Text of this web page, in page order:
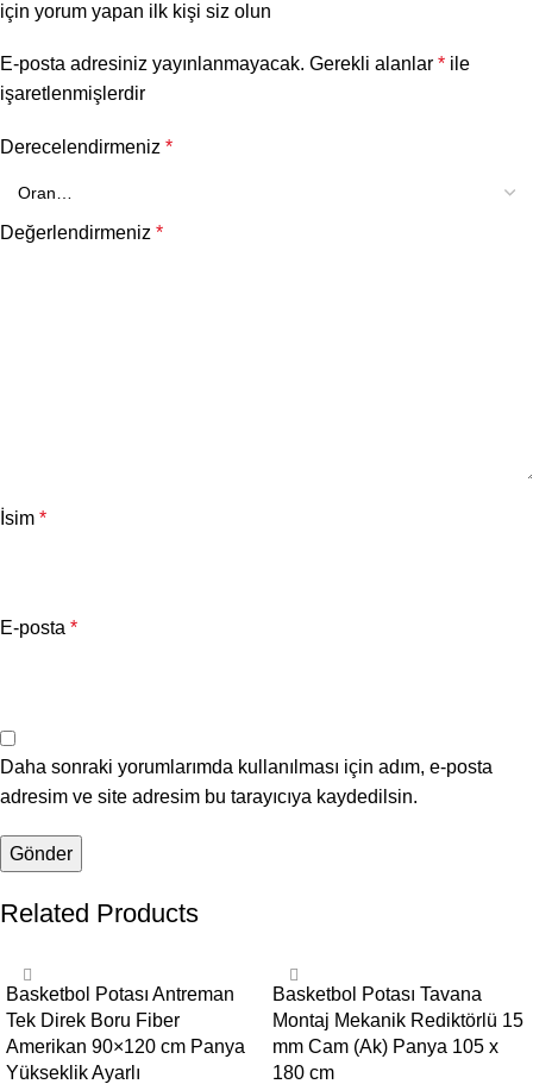
için yorum yapan ilk kişi siz olun
E-posta adresiniz yayınlanmayacak. Gerekli alanlar * ile
işaretlenmişlerdir
Derecelendirmeniz *
Değerlendirmeniz *
İsim *
E-posta *
Daha sonraki yorumlarımda kullanılması için adım, e-posta
adresim ve site adresim bu tarayıcıya kaydedilsin.
Related Products
Basketbol Potası Antreman
Tek Direk Boru Fiber
Amerikan 90×120 cm Panya
Yükseklik Ayarlı
Basketbol Potası Tavana
Montaj Mekanik Rediktörlü 15
mm Cam (Ak) Panya 105 x
180 cm